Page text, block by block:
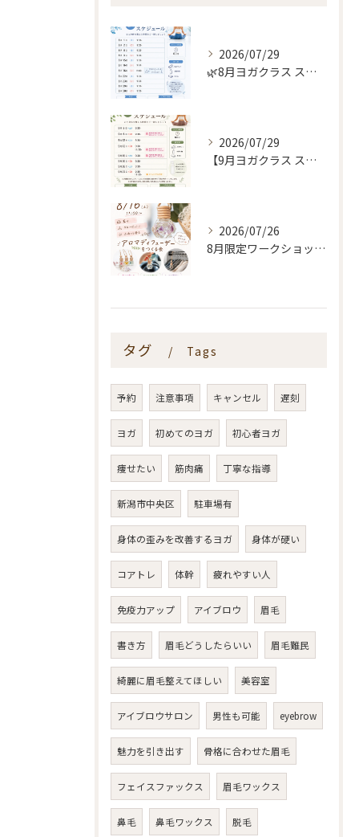
2026/07/29
🌿8月ヨガクラス スケジュールのお知らせ🌿
2026/07/29
【9月ヨガクラス スケジュールのお知らせ🌿】
2026/07/26
8月限定ワークショップ🌿🫧
タグ Tags
予約 注意事項 キャンセル 遅刻
ヨガ 初めてのヨガ 初心者ヨガ
痩せたい 筋肉痛 丁寧な指導
新潟市中央区 駐車場有
身体の歪みを改善するヨガ 身体が硬い
コアトレ 体幹 疲れやすい人
免疫力アップ アイブロウ 眉毛
書き方 眉毛どうしたらいい 眉毛難民
綺麗に眉毛整えてほしい 美容室
アイブロウサロン 男性も可能 eyebrow
魅力を引き出す 骨格に合わせた眉毛
フェイスファックス 眉毛ワックス
鼻毛 鼻毛ワックス 脱毛